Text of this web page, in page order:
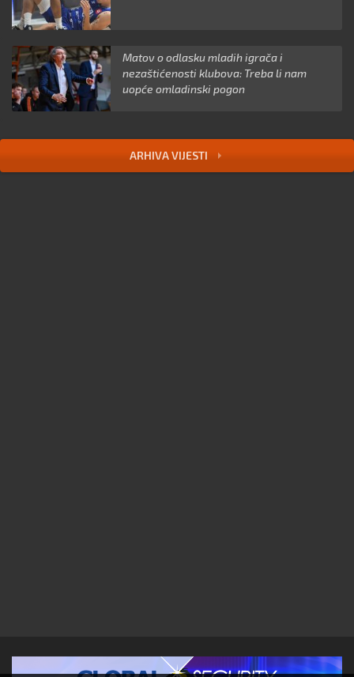
Matov o odlasku mladih igrača i
nezaštićenosti klubova: Treba li nam
uopće omladinski pogon
ARHIVA VIJESTI